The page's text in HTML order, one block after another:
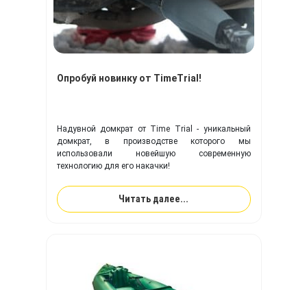
Опробуй новинку от TimeTrial!
Надувной домкрат от Time Trial - уникальный
домкрат, в производстве которого мы
использовали новейшую современную
технологию для его накачки!
Читать далее...